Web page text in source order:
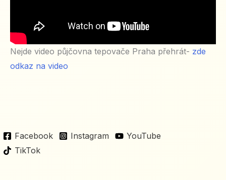
Nejde video půjčovna tepovače Praha přehrát- zde
odkaz na video
Facebook Instagram
YouTube
TikTok